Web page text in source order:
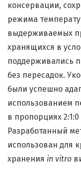
консервации,
режима
выдерживаемых
хранящихся в
поддерживались
без пересадок.
были успешно
использованием
в пропорциях
Разработанный
использован для
хранения in vitro